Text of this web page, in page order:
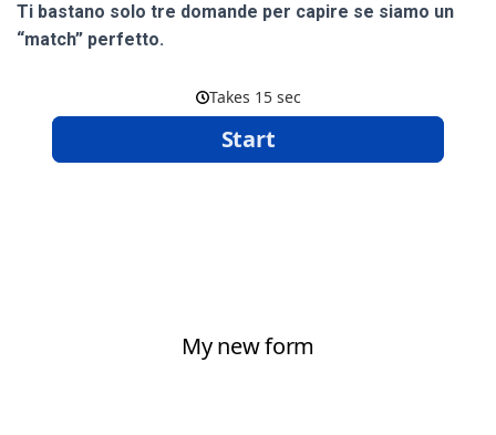
Ti bastano solo tre domande per capire se siamo un
“match” perfetto.